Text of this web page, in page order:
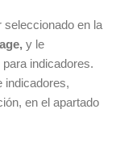
seleccionado en la
y le
indicadores.
indicadores,
en el apartado